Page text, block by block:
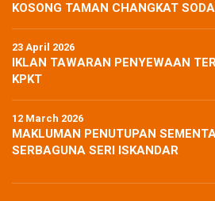
KOSONG TAMAN CHANGKAT
23 April 2026
IKLAN TAWARAN PENYEWAAN
KPKT
12 March 2026
MAKLUMAN PENUTUPAN
SERBAGUNA SERI ISKANDAR